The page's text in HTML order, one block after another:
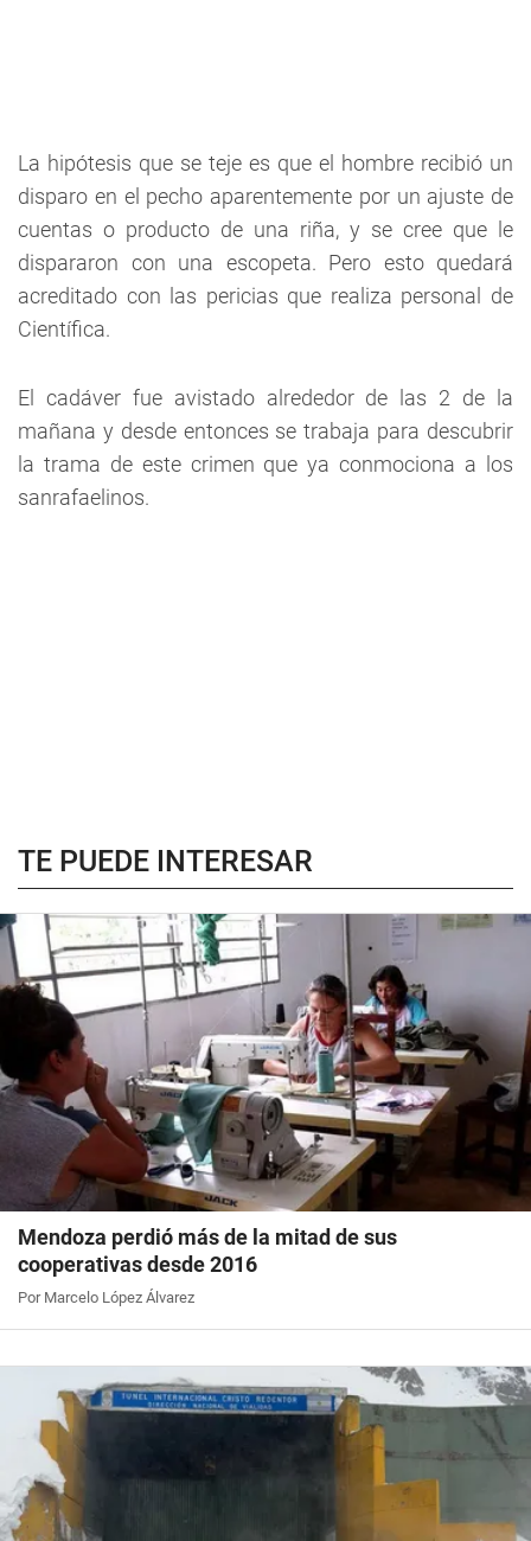
La hipótesis que se teje es que el hombre recibió un
disparo en el pecho aparentemente por un ajuste de
cuentas o producto de una riña, y se cree que le
dispararon con una escopeta. Pero esto quedará
acreditado con las pericias que realiza personal de
Científica.
El cadáver fue avistado alrededor de las 2 de la
mañana y desde entonces se trabaja para descubrir
la trama de este crimen que ya conmociona a los
sanrafaelinos.
TE PUEDE INTERESAR
Mendoza perdió más de la mitad de sus
cooperativas desde 2016
Por Marcelo López Álvarez